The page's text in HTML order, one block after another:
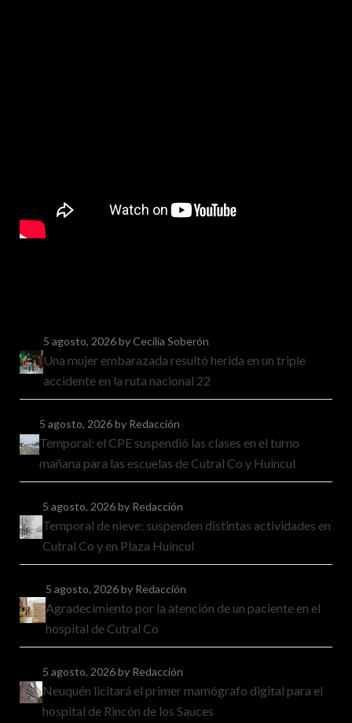
5 agosto, 2026by Cecilia Soberón
Una mujer embarazada resultó herida en un triple
accidente en la ruta nacional 22
5 agosto, 2026by Redacción
Temporal: el CPE suspendió las clases en el turno
mañana para las escuelas de Cutral Co y Huincul
5 agosto, 2026by Redacción
Temporal de nieve: suspenden distintas actividades en
Cutral Co y en Plaza Huincul
5 agosto, 2026by Redacción
Agradecimiento por la atención de un paciente en el
hospital de Cutral Co
5 agosto, 2026by Redacción
Neuquén licitará el primer mamógrafo digital para el
hospital de Rincón de los Sauces